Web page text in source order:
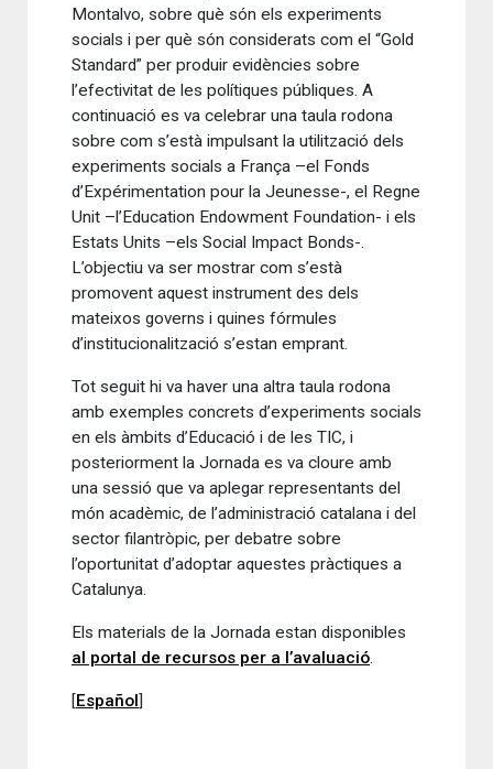
Montalvo, sobre què són els experiments
socials i per què són considerats com el “Gold
Standard” per produir evidències sobre
l’efectivitat de les polítiques públiques. A
continuació es va celebrar una taula rodona
sobre com s’està impulsant la utilització dels
experiments socials a França –el Fonds
d’Expérimentation pour la Jeunesse-, el Regne
Unit –l’Education Endowment Foundation- i els
Estats Units –els Social Impact Bonds-.
L’objectiu va ser mostrar com s’està
promovent aquest instrument des dels
mateixos governs i quines fórmules
d’institucionalització s’estan emprant.
Tot seguit hi va haver una altra taula rodona
amb exemples concrets d’experiments socials
en els àmbits d’Educació i de les TIC, i
posteriorment la Jornada es va cloure amb
una sessió que va aplegar representants del
món acadèmic, de l’administració catalana i del
sector filantròpic, per debatre sobre
l’oportunitat d’adoptar aquestes pràctiques a
Catalunya.
Els materials de la Jornada estan disponibles
al portal de recursos per a l’avaluació.
[Español]